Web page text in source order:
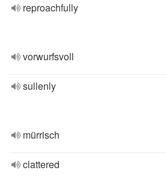
reproachfully
vorwurfsvoll
sullenly
mürrisch
clattered